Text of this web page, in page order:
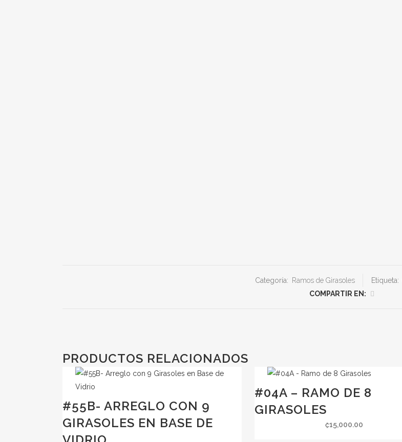
Categoría: Ramos de Girasoles Etiqueta:
COMPARTIR EN:
PRODUCTOS RELACIONADOS
#55B- ARREGLO CON 9
GIRASOLES EN BASE DE
#04A – RAMO DE 8
GIRASOLES
₡15,000.00